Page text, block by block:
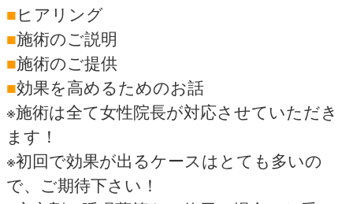
■ヒアリング
■施術のご説明
■施術のご提供
■効果を高めるためのお話
※施術は全て女性院長が対応させていただき
ます！
※初回で効果が出るケースはとても多いの
で、ご期待下さい！